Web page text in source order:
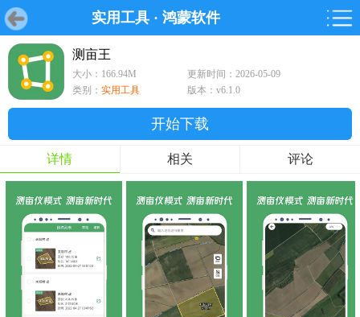
实用工具 · 鸿蒙软件
首页 游戏
首页 游戏 软件 鸿蒙
游戏 软件
测亩王
大小：166.94M
更新时间：2026-05-09
类别： 实用工具 版本：v6.1.0
开始下载
详情 相关 评论